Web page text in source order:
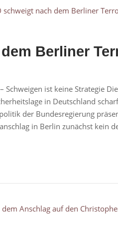
Berliner
ist keine Strategie
in Deutschland
der Bundesregierung
in Berlin zunächst kein